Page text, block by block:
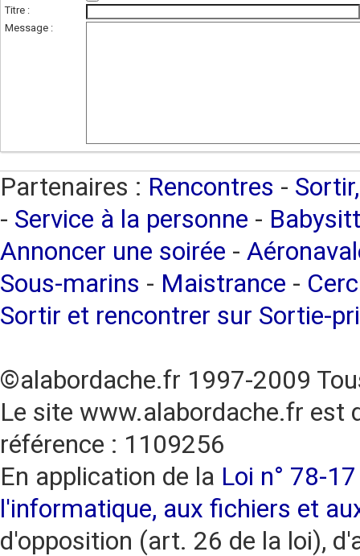
Titre :
Message :
Partenaires : Rencontres -
- Service à la personne -
Annoncer une soirée -
Sous-marins - Maistrance -
Sortir et rencontrer sur Sortie-
©alabordache.fr 1997-2009
Le site www.alabordache.fr est
référence : 1109256
En application de la Loi n° 78-
l'informatique, aux fichiers et
d'opposition (art. 26 de la loi),